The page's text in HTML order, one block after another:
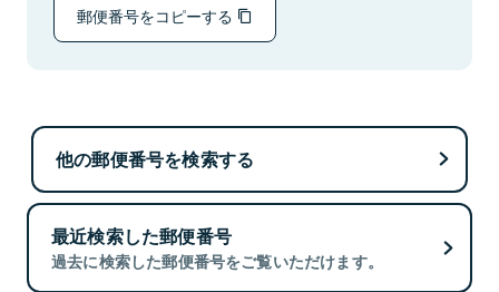
郵便番号をコピーする
他の郵便番号を検索する
最近検索した郵便番号
過去に検索した郵便番号をご覧いただけます。